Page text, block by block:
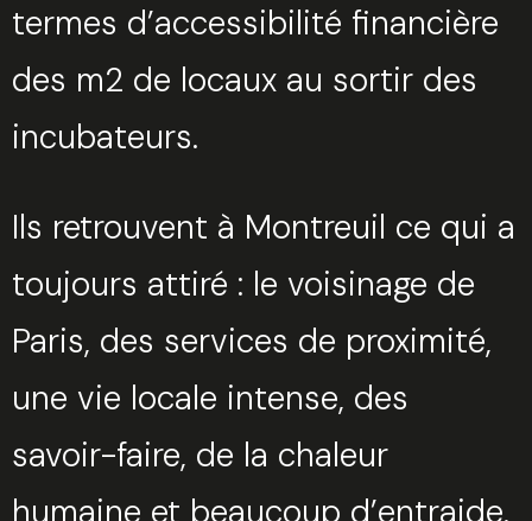
termes d’accessibilité financière
des m2 de locaux au sortir des
incubateurs.
Ils retrouvent à Montreuil ce qui a
toujours attiré : le voisinage de
Paris, des services de proximité,
une vie locale intense, des
savoir-faire, de la chaleur